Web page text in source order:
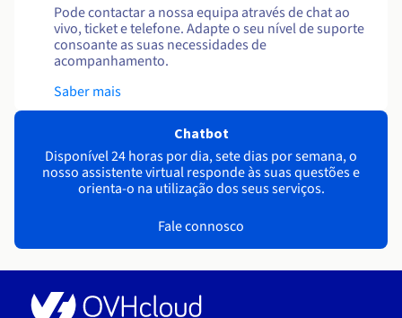
Pode contactar a nossa equipa através de chat ao
vivo, ticket e telefone. Adapte o seu nível de suporte
consoante as suas necessidades de
acompanhamento.
Saber mais
Chatbot
Disponível 24 horas por dia, sete dias por semana, o
nosso assistente virtual responde às suas questões e
orienta-o na utilização dos seus serviços.
Fale connosco